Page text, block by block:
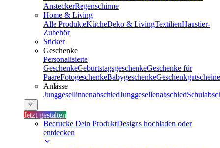
AnsteckerRegenschirme
Home & Living
Alle ProdukteKücheDeko & LivingTextilienHaustier-
Zubehör
Sticker
Geschenke
Personalisierte
GeschenkeGeburtstagsgeschenkeGeschenke für
PaareFotogeschenkeBabygeschenkeGeschenkgutscheine
Anlässe
JunggesellinnenabschiedJunggesellenabschied
Jetzt gestalten
Bedrucke Dein ProduktDesigns hochladen oder
entdecken